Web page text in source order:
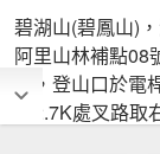
碧湖山(碧鳳山)
阿里山林補點08
旁，登山口於
線2.7K處叉路